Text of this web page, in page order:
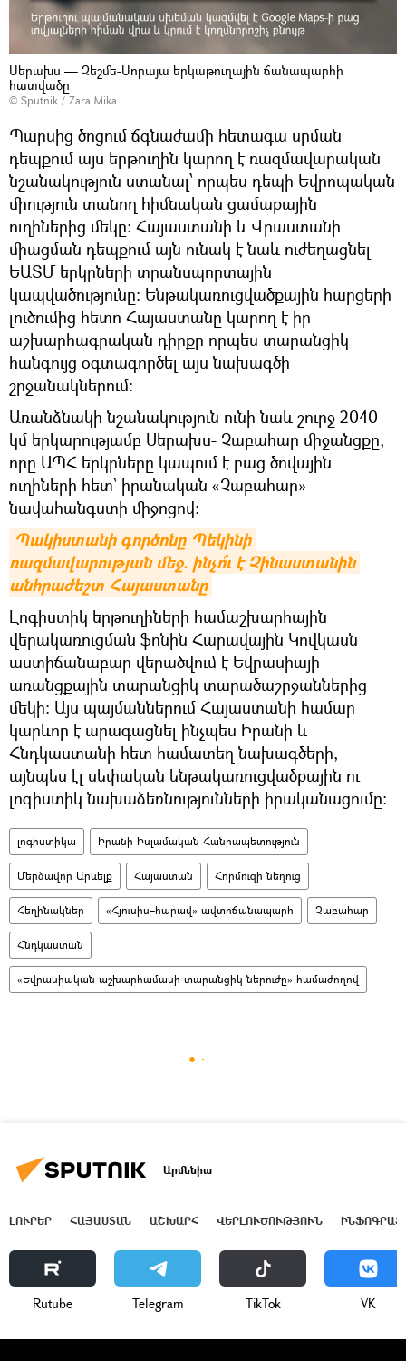
Սերախս — Չեշմե-Սորայա երկաթուղային ճանապարհի
հատվածը
© Sputnik / Zara Mika
Պարսից ծոցում ճգնաժամի հետագա սրման
դեպքում այս երթուղին կարող է ռազմավարական
նշանակություն ստանալ՝ որպես դեպի Եվրոպական
միություն տանող հիմնական ցամաքային
ուղիներից մեկը։ Հայաստանի և Վրաստանի
միացման դեպքում այն ունակ է նաև ուժեղացնել
ԵԱՏՄ երկրների տրանսպորտային
կապվածությունը։ Ենթակառուցվածքային հարցերի
լուծումից հետո Հայաստանը կարող է իր
աշխարհագրական դիրքը որպես տարանցիկ
հանգույց օգտագործել այս նախագծի
շրջանակներում։
Առանձնակի նշանակություն ունի նաև շուրջ 2040
կմ երկարությամբ Սերախս- Չաբահար միջանցքը,
որը ԱՊՀ երկրները կապում է բաց ծովային
ուղիների հետ՝ իրանական «Չաբահար»
նավահանգստի միջոցով։
Պակիստանի գործոնը Պեկինի
ռազմավարության մեջ. ինչո՞ւ է Չինաստանին
անհրաժեշտ Հայաստանը
Լոգիստիկ երթուղիների համաշխարհային
վերակառուցման ֆոնին Հարավային Կովկասն
աստիճանաբար վերածվում է Եվրասիայի
առանցքային տարանցիկ տարածաշրջաններից
մեկի։ Այս պայմաններում Հայաստանի համար
կարևոր է արագացնել ինչպես Իրանի և
Հնդկաստանի հետ համատեղ նախագծերի,
այնպես էլ սեփական ենթակառուցվածքային ու
լոգիստիկ նախաձեռնությունների իրականացումը։
լոգիստիկա Իրանի Իսլամական Հանրապետություն
Մերձավոր Արևելք Հայաստան Հորմուզի նեղուց
Հեղինակներ «Հյուսիս–հարավ» ավտոճանապարհ Չաբահար
Հնդկաստան
«Եվրասիական աշխարհամասի տարանցիկ ներուժը» համաժողով
Արմենիա
ԼՈՒՐԵՐ ՀԱՅԱՍՏԱՆ ԱՇԽԱՐՀ ՎԵՐԼՈՒԾՈՒԹՅՈՒՆ
Rutube Telegram ТikТоk VK